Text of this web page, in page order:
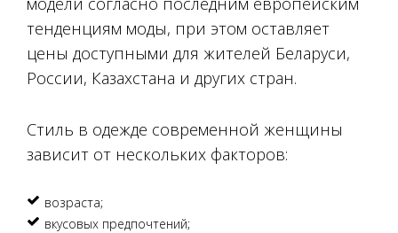
тенденциям моды, при этом оставляет
цены доступными для жителей Беларуси,
России, Казахстана и других стран.
Стиль в одежде современной женщины
зависит от нескольких факторов:
возраста;
вкусовых предпочтений;